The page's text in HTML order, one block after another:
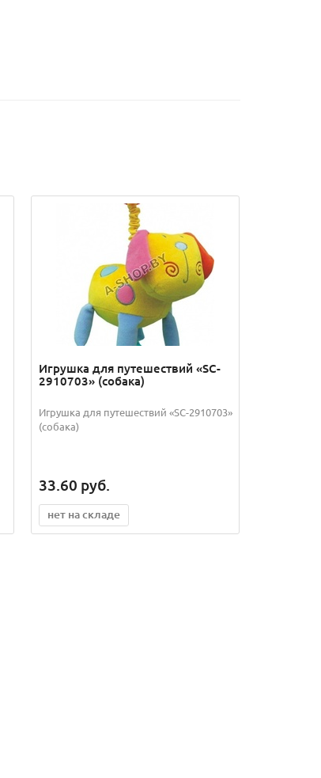
Игрушка для путешествий «SC-
2910703» (собака)
Игрушка для путешествий «SC-2910703»
(собака)
33.60 руб.
нет на складе